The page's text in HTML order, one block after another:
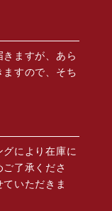
ますが、あら
すので、そち
により在庫に
了承くださ
いただきま